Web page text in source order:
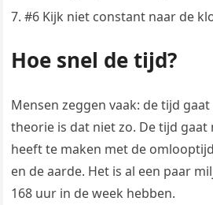
#6 Kijk niet constant naar de
Hoe snel de tijd?
Mensen zeggen vaak: de tijd
theorie is dat niet zo. De tijd gaat
heeft te maken met de
en de aarde. Het is al een paar
168 uur in de week hebben.